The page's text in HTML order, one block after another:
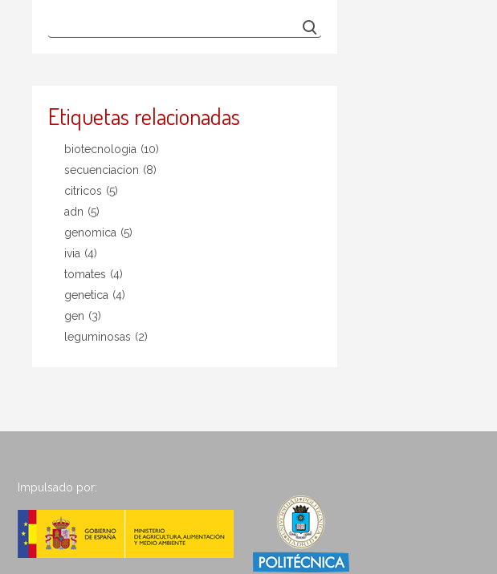
Etiquetas relacionadas
biotecnologia (10)
secuenciacion (8)
citricos (5)
adn (5)
genomica (5)
ivia (4)
tomates (4)
genetica (4)
gen (3)
leguminosas (2)
Impulsado por: